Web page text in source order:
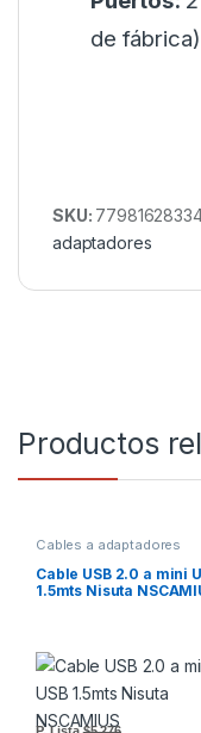
de fábrica)
SKU:
adaptadores
Productos
Cables a adaptadores
Cable USB 2.0 a mini
1.5mts Nisuta